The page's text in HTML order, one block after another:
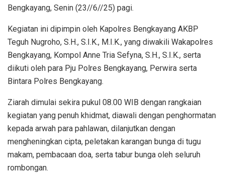
Bengkayang, Senin (23//6//25) pagi.
Kegiatan ini dipimpin oleh Kapolres Bengkayang AKBP
Teguh Nugroho, S.H., S.I.K., M.I.K., yang diwakili Wakapolres
Bengkayang, Kompol Anne Tria Sefyna, S.H., S.I.K., serta
diikuti oleh para Pju Polres Bengkayang, Perwira serta
Bintara Polres Bengkayang.
Ziarah dimulai sekira pukul 08.00 WIB dengan rangkaian
kegiatan yang penuh khidmat, diawali dengan penghormatan
kepada arwah para pahlawan, dilanjutkan dengan
mengheningkan cipta, peletakan karangan bunga di tugu
makam, pembacaan doa, serta tabur bunga oleh seluruh
rombongan.